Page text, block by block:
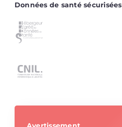
Données de santé sécurisées